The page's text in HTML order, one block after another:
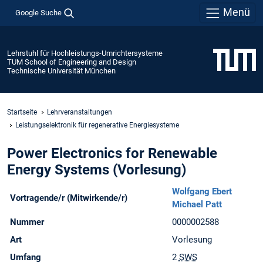
Google Suche Menü
Lehrstuhl für Hochleistungs-Umrichtersysteme
TUM School of Engineering and Design
Technische Universität München
Startseite
Lehrveranstaltungen
Leistungselektronik für regenerative Energiesysteme
Power Electronics for Renewable
Energy Systems (Vorlesung)
Vortragende/r (Mitwirkende/r)
Wolfgang Ebert
Michael Patt
Nummer
0000002588
Art
Vorlesung
Umfang
2 SWS